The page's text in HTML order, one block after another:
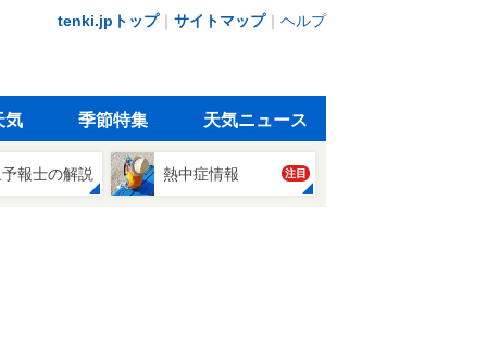
tenki.jpトップ｜ サイトマップ｜ ヘルプ
気 季節特集 天気ニュース
報士の解説 熱中症情報 注目